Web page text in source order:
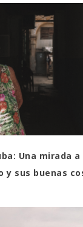
Una mirada
y sus buenas